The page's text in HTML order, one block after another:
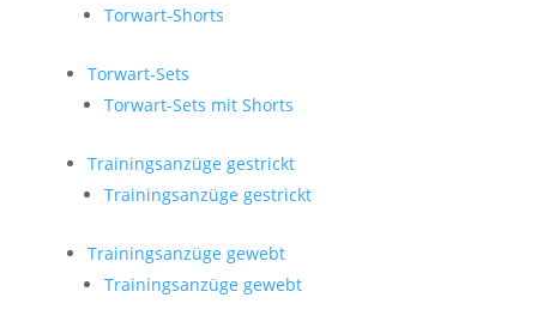
Torwart-Shorts
Torwart-Sets
Torwart-Sets mit Shorts
Trainingsanzüge gestrickt
Trainingsanzüge gestrickt
Trainingsanzüge gewebt
Trainingsanzüge gewebt